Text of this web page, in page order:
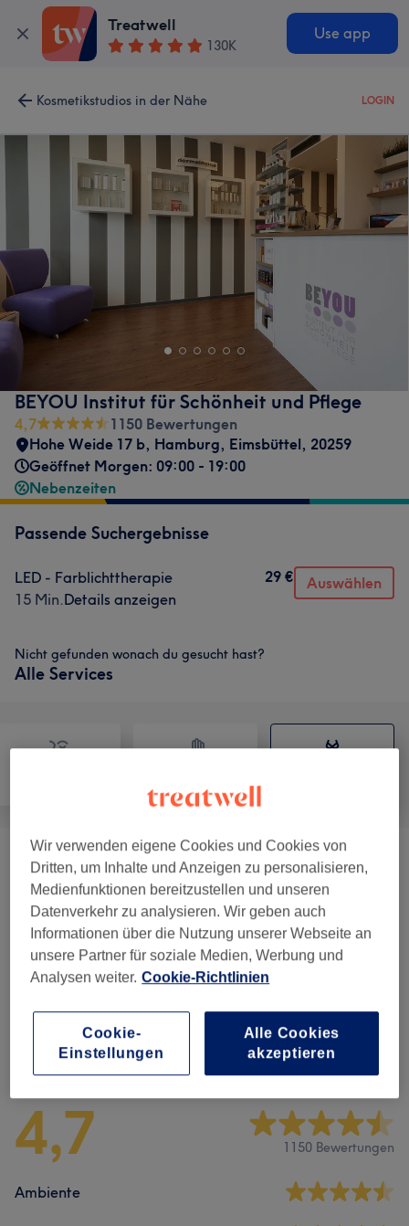
Treatwell
130K
Use app
Kosmetikstudios in der Nähe LOGIN
BEYOU Institut für Schönheit und Pflege
4,7
1150 Bewertungen
Hohe Weide 17 b, Hamburg, Eimsbüttel, 20259
Geöffnet Morgen: 09:00 - 19:00
Nebenzeiten
Passende Suchergebnisse
LED - Farblichttherapie
15 Min.Details anzeigen
29 € Auswählen
Nicht gefunden wonach du gesucht hast?
Alle Services
Zubuchbar Zur Gesichtsbehandlung (1) ab 5 €
Zubuchbar Zur IPL - Dauerhafte
Haarentfernung
(1)
ab 8 €
Körperpflege (1)
Salonbewertungen
4,7 1150 Bewertungen
Ambiente
Wir verwenden eigene Cookies und Cookies von
Dritten, um Inhalte und Anzeigen zu personalisieren,
Medienfunktionen bereitzustellen und unseren
Datenverkehr zu analysieren. Wir geben auch
Informationen über die Nutzung unserer Webseite an
unsere Partner für soziale Medien, Werbung und
Analysen weiter. Cookie-Richtlinien
Cookie-
Einstellungen
Alle Cookies
akzeptieren